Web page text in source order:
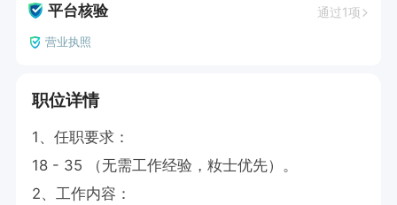
平台核验 通过1项
营业执照
职位详情
1、任职要求：
18 - 35 （无需工作经验，籹士优先）。
2、工作内容：